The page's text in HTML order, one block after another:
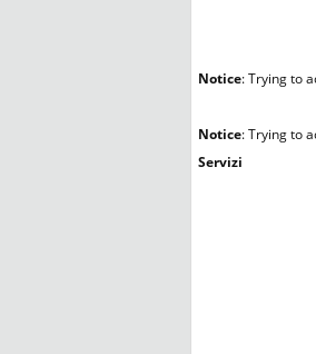
Notice: Trying to
Notice: Trying to
Servizi